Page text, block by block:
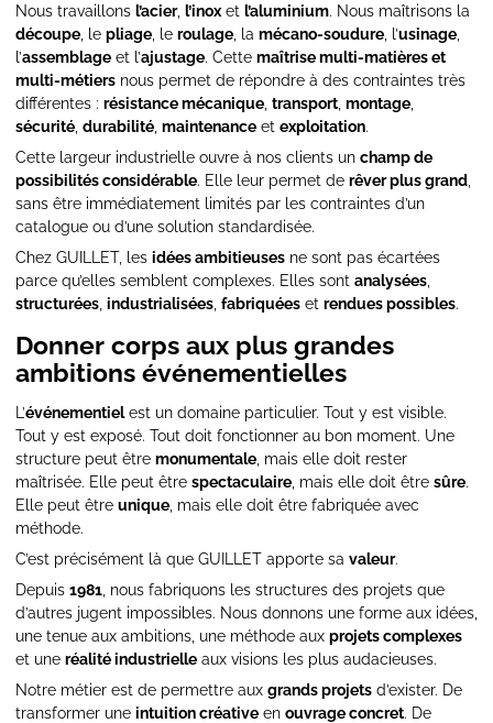
Nous travaillons l’acier, l’inox et l’aluminium. Nous maîtrisons la
découpe , le pliage , le roulage , la mécano-soudure , l’usinage
l’assemblage et l’ajustage. Cette maîtrise multi-matières et
multi-métiers nous permet de répondre à des contraintes très
différentes : résistance mécanique transport montage
sécurité durabilité maintenance et exploitation.
Cette largeur industrielle ouvre à nos clients un champ de
possibilités considérable. Elle leur permet de rêver plus grand
sans être immédiatement limités par les contraintes d’un
catalogue ou d’une solution standardisée.
Chez GUILLET, les idées ambitieuses ne sont pas écartées
parce qu’elles semblent complexes. Elles sont analysées
structurées industrialisées fabriquées et rendues possibles.
Donner corps aux plus grandes
ambitions événementielles
L’événementielest un domaine particulier. Tout y est visible.
Tout y est exposé. Tout doit fonctionner au bon moment. Une
structure peut être monumentale , mais elle doit rester
maîtrisée. Elle peut être spectaculaire , mais elle doit être sûre.
Elle peut être unique , mais elle doit être fabriquée avec
méthode.
C’est précisément là que GUILLET apporte sa valeur.
Depuis 1981 , nous fabriquons les structures des projets que
d’autres jugent impossibles. Nous donnons une forme aux idées,
une tenue aux ambitions, une méthode aux projets complexes
et une réalité industrielle aux visions les plus audacieuses.
Notre métier est de permettre aux grands projets d’exister. De
transformer une intuition créative en ouvrage concret. De